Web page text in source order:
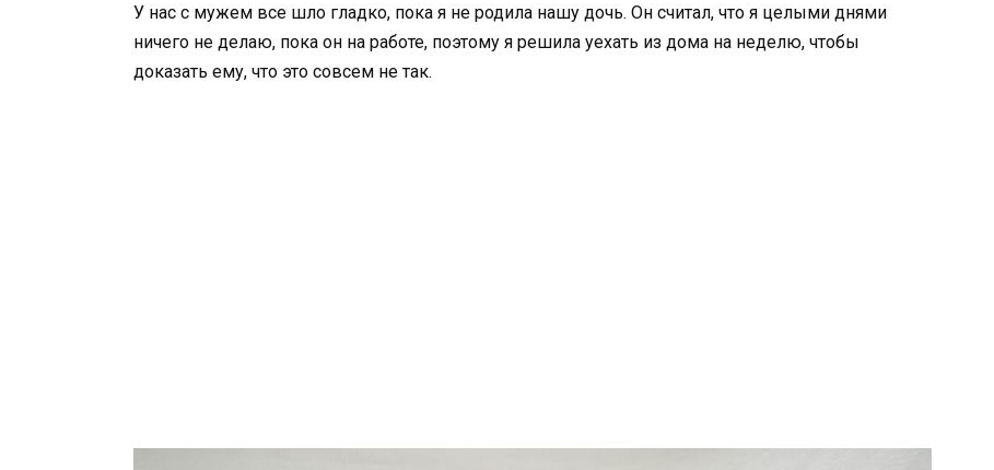
У нас с мужем все шло гладко, пока я не родила нашу дочь. Он считал, что я целыми днями
ничего не делаю, пока он на работе, поэтому я решила уехать из дома на неделю, чтобы
доказать ему, что это совсем не так.